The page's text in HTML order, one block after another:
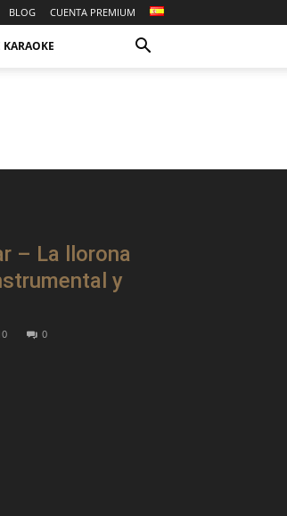
BLOG CUENTA PREMIUM
KARAOKE
– La llorona
y
0